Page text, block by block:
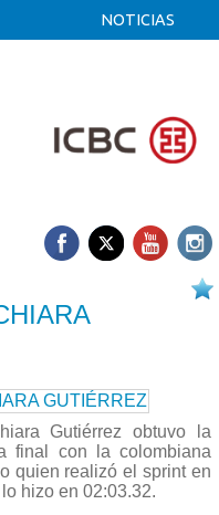
NOTICIAS
Gutiérrez obtuvo la
final con la colombiana
quien realizó el sprint en
hizo en 02:03.32.